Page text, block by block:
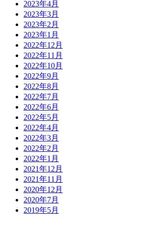
2023年4月
2023年3月
2023年2月
2023年1月
2022年12月
2022年11月
2022年10月
2022年9月
2022年8月
2022年7月
2022年6月
2022年5月
2022年4月
2022年3月
2022年2月
2022年1月
2021年12月
2021年11月
2020年12月
2020年7月
2019年5月